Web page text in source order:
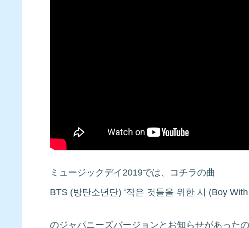
ミュージックデイ2019では、コチラの曲
BTS (방탄소년단) ‘작은 것들을 위한 시 (Boy
のジャパニーズバージョンとお知らせがあった